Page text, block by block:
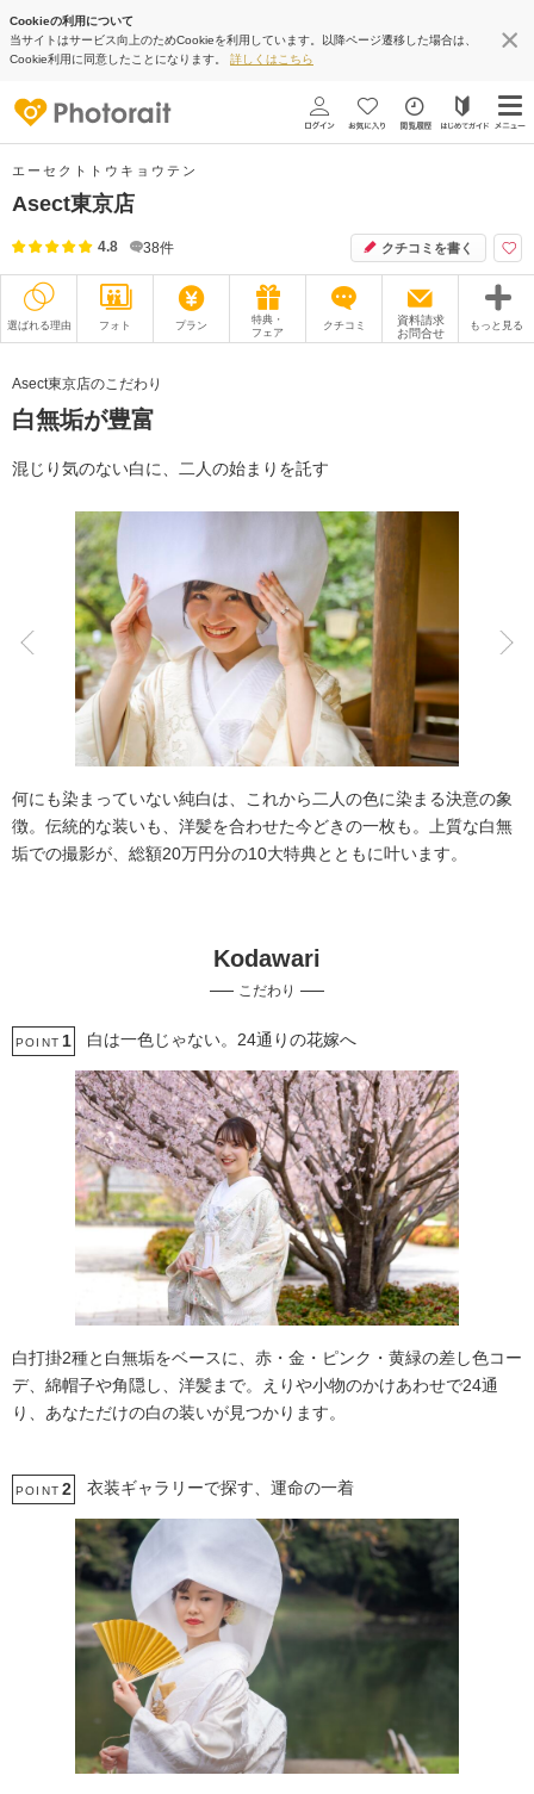
Cookieの利用について
当サイトはサービス向上のためCookieを利用しています。以降ページ遷移した場合は、
Cookie利用に同意したことになります。 詳しくはこちら
エーセクトトウキョウテン
Asect東京店
4.8 38件 クチコミを書く
選ばれる理由 フォト プラン
特典・
フェア
クチコミ
資料請求
お問合せ
もっと見る
衣装
オプション ブログ
アクセス/TEL スタジオトップ
こだわりポイント
豊富なカラードレス
スタジオでの撮影
豊富なドレス
チャペルでの撮影
人気スポットでの撮影
ペットと撮影
豊富な白無垢
Asect東京店のこだわり
白無垢が豊富
混じり気のない白に、二人の始まりを託す
何にも染まっていない純白は、これから二人の色に染まる決意の象
徴。伝統的な装いも、洋髪を合わせた今どきの一枚も。上質な白無
垢での撮影が、総額20万円分の10大特典とともに叶います。
Kodawari
こだわり
POINT 1 白は一色じゃない。24通りの花嫁へ
白打掛2種と白無垢をベースに、赤・金・ピンク・黄緑の差し色コー
デ、綿帽子や角隠し、洋髪まで。えりや小物のかけあわせで24通
り、あなただけの白の装いが見つかります。
POINT 2 衣装ギャラリーで探す、運命の一着